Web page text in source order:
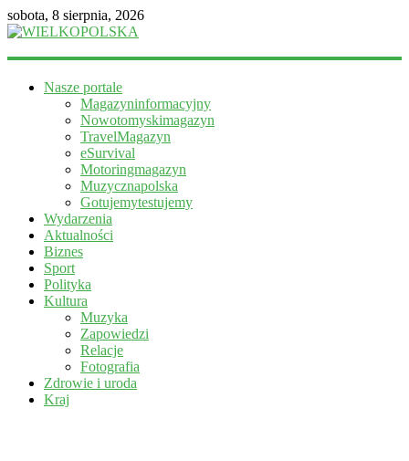
sobota, 8 sierpnia, 2026
WIELKOPOLSKA
informacyjny
Nasze portale
Magazyninformacyjny
Nowotomyskimagazyn
TravelMagazyn
eSurvival
Motoringmagazyn
Muzycznapolska
Gotujemytestujemy
Wydarzenia
Aktualności
Biznes
Sport
Polityka
Kultura
Muzyka
Zapowiedzi
Relacje
Fotografia
Zdrowie i uroda
Kraj